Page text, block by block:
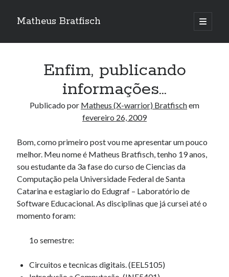
Matheus Bratfisch
abrir
o
Barra
fevereiro 2009
S S D
2 3 4 5 6 7 8
9 10 11 12 13 14 15
18
23 24 25 26 27 28
Enfim, publicando
informações…
Publicado por Matheus (X-warrior) Bratfischem
fevereiro 26, 2009
Bom, como primeiro post vou me apresentar um pouco
melhor. Meu nome é Matheus Bratfisch, tenho 19 anos,
sou estudante da 3a fase do curso de Ciencias da
Computação pela Universidade Federal de Santa
Catarina e estagiario do Edugraf – Laboratório de
Software Educacional. As disciplinas que já cursei até o
momento foram:
1o semestre:
Circuitos e tecnicas digitais. (EEL5105)